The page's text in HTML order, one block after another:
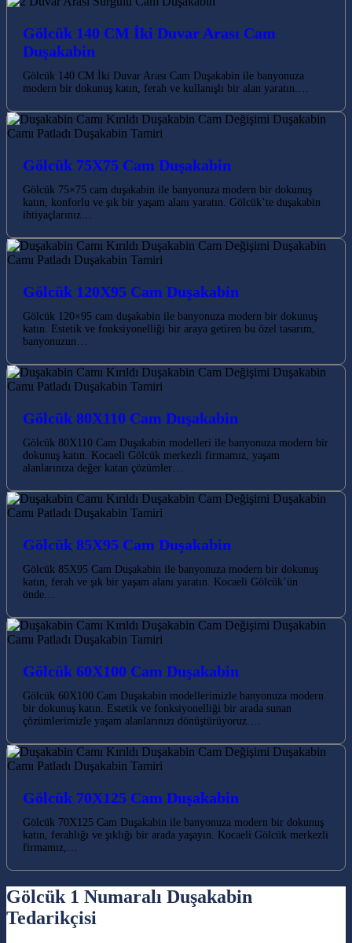
Gölcük 140 CM İki Duvar Arası Cam
Duşakabin
Gölcük 140 CM İki Duvar Arası Cam Duşakabin ile banyonuza
modern bir dokunuş katın, ferah ve kullanışlı bir alan yaratın.…
Gölcük 75X75 Cam Duşakabin
Gölcük 75×75 cam duşakabin ile banyonuza modern bir dokunuş
katın, konforlu ve şık bir yaşam alanı yaratın. Gölcük’te duşakabin
ihtiyaçlarınız…
Gölcük 120X95 Cam Duşakabin
Gölcük 120×95 cam duşakabin ile banyonuza modern bir dokunuş
katın. Estetik ve fonksiyonelliği bir araya getiren bu özel tasarım,
banyonuzun…
Gölcük 80X110 Cam Duşakabin
Gölcük 80X110 Cam Duşakabin modelleri ile banyonuza modern bir
dokunuş katın. Kocaeli Gölcük merkezli firmamız, yaşam
alanlarınıza değer katan çözümler…
Gölcük 85X95 Cam Duşakabin
Gölcük 85X95 Cam Duşakabin ile banyonuza modern bir dokunuş
katın, ferah ve şık bir yaşam alanı yaratın. Kocaeli Gölcük’ün
önde…
Gölcük 60X100 Cam Duşakabin
Gölcük 60X100 Cam Duşakabin modellerimizle banyonuza modern
bir dokunuş katın. Estetik ve fonksiyonelliği bir arada sunan
çözümlerimizle yaşam alanlarınızı dönüştürüyoruz.…
Gölcük 70X125 Cam Duşakabin
Gölcük 70X125 Cam Duşakabin ile banyonuza modern bir dokunuş
katın, ferahlığı ve şıklığı bir arada yaşayın. Kocaeli Gölcük merkezli
firmamız,…
Gölcük 1 Numaralı Duşakabin
Tedarikçisi